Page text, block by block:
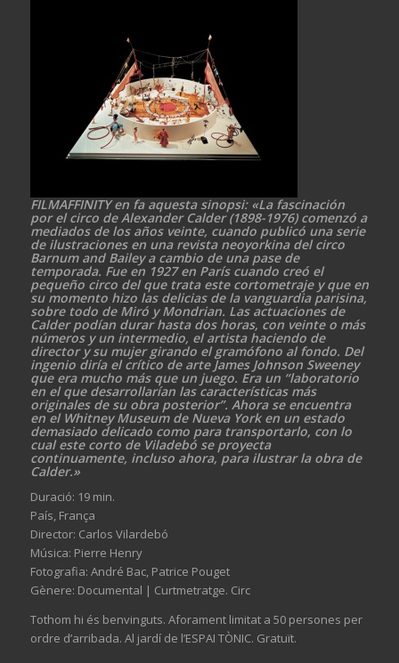
FILMAFFINITY en fa aquesta sinopsi: «La fascinación
por el circo de Alexander Calder (1898-1976) comenzó a
mediados de los años veinte, cuando publicó una serie
de ilustraciones en una revista neoyorkina del circo
Barnum and Bailey a cambio de una pase de
temporada. Fue en 1927 en París cuando creó el
pequeño circo del que trata este cortometraje y que en
su momento hizo las delicias de la vanguardia parisina,
sobre todo de Miró y Mondrian. Las actuaciones de
Calder podían durar hasta dos horas, con veinte o más
números y un intermedio, el artista haciendo de
director y su mujer girando el gramófono al fondo. Del
ingenio diría el crítico de arte James Johnson Sweeney
que era mucho más que un juego. Era un “laboratorio
en el que desarrollarían las características más
originales de su obra posterior”. Ahora se encuentra
en el Whitney Museum de Nueva York en un estado
demasiado delicado como para transportarlo, con lo
cual este corto de Viladebó se proyecta
continuamente, incluso ahora, para ilustrar la obra de
Calder.»
Duració: 19 min.
País, França
Director: Carlos Vilardebó
Música: Pierre Henry
Fotografia: André Bac, Patrice Pouget
Gènere: Documental | Curtmetratge. Circ
Tothom hi és benvinguts. Aforament limitat a 50 persones per
ordre d’arribada. Al jardí de l’ESPAI TÒNIC. Gratuït.